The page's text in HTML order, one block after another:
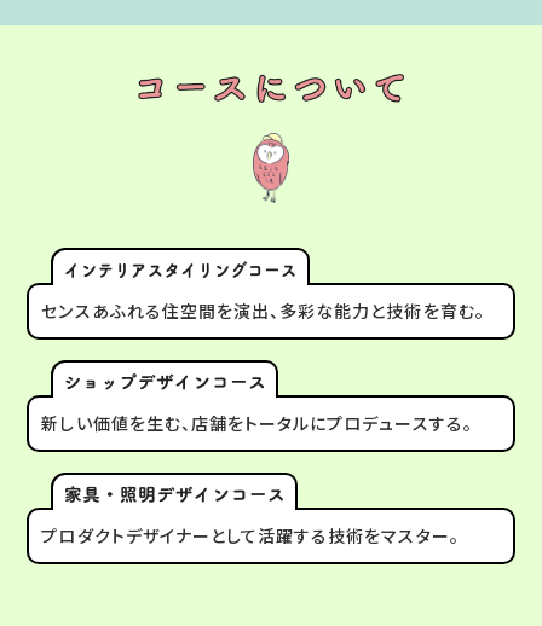
センスあふれる住空間を演出、多彩な能力と技術を育む。
新しい価値を生む、店舗をトータルにプロデュースする。
プロダクトデザイナーとして活躍する技術をマスター。